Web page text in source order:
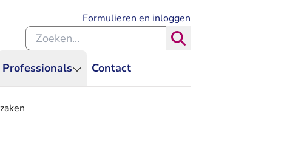
Professionals Contact
Formulieren en inloggen
Zoeken binnen de Rechtspraak